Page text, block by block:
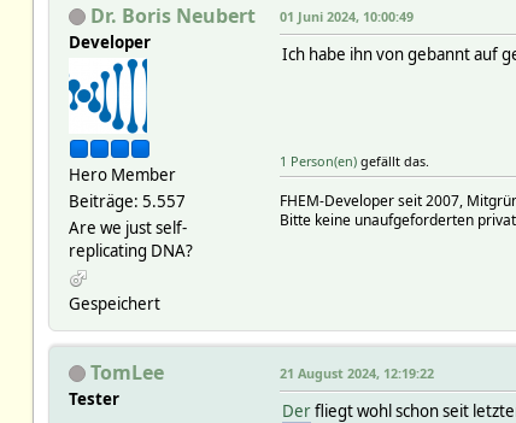
Dr. Boris Neubert
Developer
Hero Member
Beiträge: 5.557
Are we just self-
replicating DNA?
Gespeichert
01 Juni 2024, 10:00:49
Ich habe ihn von gebannt auf
1 Person(en)gefällt das.
FHEM-Developer seit 2007,
Bitte keine unaufgeforderten
TomLee
Tester
21 August 2024, 12:19:22
Derfliegt wohl schon seit